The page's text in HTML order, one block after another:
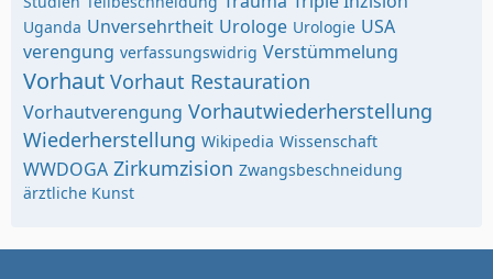
Uganda Unversehrtheit Urologe Urologie USA
verengung verfassungswidrig Verstümmelung
Vorhaut Vorhaut Restauration
Vorhautverengung Vorhautwiederherstellung
Wiederherstellung Wikipedia Wissenschaft
WWDOGA Zirkumzision Zwangsbeschneidung
ärztliche Kunst